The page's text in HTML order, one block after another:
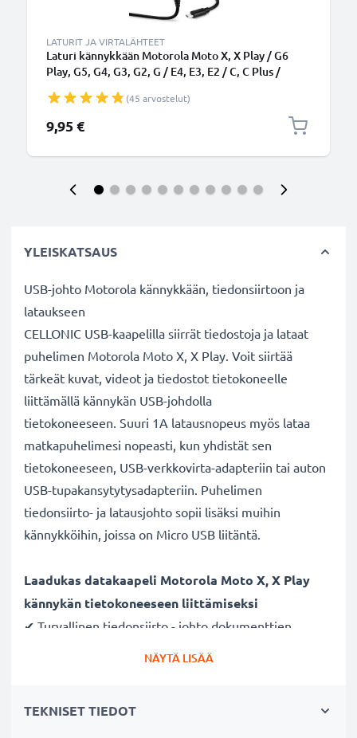
LATURIT JA VIRTALÄHTEET
Laturi kännykkään Motorola Moto X, X Play / G6
Play, G5, G4, G3, G2, G / E4, E3, E2 / C, C Plus /
(45 arvostelut)
9,95 €
YLEISKATSAUS
USB-johto Motorola kännykkään, tiedonsiirtoon ja
lataukseen
CELLONIC USB-kaapelilla siirrät tiedostoja ja lataat
puhelimen Motorola Moto X, X Play. Voit siirtää
tärkeät kuvat, videot ja tiedostot tietokoneelle
liittämällä kännykän USB-johdolla
tietokoneeseen. Suuri 1A latausnopeus myös lataa
matkapuhelimesi nopeasti, kun yhdistät sen
tietokoneeseen, USB-verkkovirta-adapteriin tai auton
USB-tupakansytytysadapteriin. Puhelimen
tiedonsiirto- ja latausjohto sopii lisäksi muihin
kännykköihin, joissa on Micro USB liitäntä.
Laadukas datakaapeli Motorola Moto X, X Play
kännykän tietokoneeseen liittämiseksi
✔ Turvallinen tiedonsiirto - johto dokumenttien,
suurella 480 MBit/s - USB 2.0 nopeudella
NÄYTÄ LISÄÄ
TEKNISET TIEDOT